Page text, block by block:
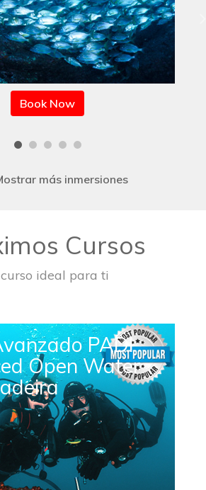
Book Now
más inmersiones
Cursos
ideal para ti
PADI
Open Water